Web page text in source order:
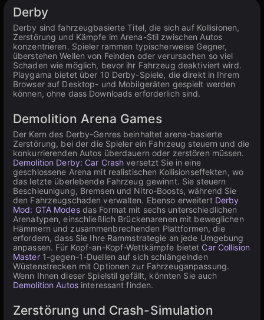
Derby
Derby sind fahrzeugbasierte Titel, die sich auf Kollisionen,
Zerstörung und Kämpfe im Arena-Stil zwischen Autos
konzentrieren. Spieler rammen typischerweise Gegner,
überstehen Wellen von Feinden oder verursachen so viel
Schaden wie möglich, bevor ihr Fahrzeug deaktiviert wird.
Playgama bietet über 10 Derby-Spiele, die direkt in Ihrem
Browser auf Desktop- und Mobilgeräten gespielt werden
können, ohne dass Downloads erforderlich sind.
Demolition Arena Games
Der Kern des Derby-Genres beinhaltet arena-basierte
Zerstörung, bei der die Spieler ein Fahrzeug steuern und die
konkurrierenden Autos überdauern oder zerstören müssen.
Demolition Derby: Car Crash versetzt Sie in eine
geschlossene Arena mit realistischen Kollisionseffekten, wo
das letzte überlebende Fahrzeug gewinnt. Sie steuern
Beschleunigung, Bremsen und Nitro-Boosts, während Sie
den Fahrzeugschaden verwalten. Ebenso erweitert Derby
Mod: GTA Modesdas Format mit sechs unterschiedlichen
Arenatypen, einschließlich Brückenarenen mit beweglichen
Hämmern und zusammenbrechenden Plattformen, die
erfordern, dass Sie Ihre Rammstrategie an jede Umgebung
anpassen. Für Kopf-an-Kopf-Wettkämpfe bietet Car Collision
Master1-gegen-1-Duellen auf sich schlängelnden
Wüstenstrecken mit Optionen zur Fahrzeuganpassung.
Wenn Ihnen dieser Spielstil gefällt, könnten Sie auch
Demolition Autosinteressant finden.
Zerstörung und Crash-Simulation